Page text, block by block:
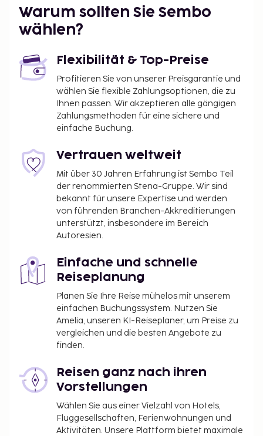
Massagen, Körperbehandlungen und
Gesichtsbehandlungen bietet. Auch kostenloses
Tourenplanung/beim Ticketerwerb bietet dieses
Hotel. Es gibt einen Shuttle zum Strand (gegen
Gebühr), der das Meer für jeden einfach erreichbar
macht. The Salty Pelican serviert seinen Gästen
köstliche Speisen im El Grotto. Lass deinen Tag bei
einem Drink an der Bar/Lounge ausklingen. Gegen
nach Wunsch zubereitetes Frühstück angeboten.
Diese Unterkunft ist vom 12. Februar 2025 bis zum
12. Februar 2026 geschlossen (Änderungen
vorbehalten).
Aufpreis für das nach Wunsch zubereitete
Frühstück: ca. 15 EUR für Erwachsene und ca. 15
EUR für Kinder
Die oben aufgeführte Liste enthält vielleicht nicht
alle Informationen. Gebühren und Kautionen
enthalten eventuell keine Steuern und können sich
Der Pool ist von 08:00 Uhr bis 22:00 Uhr
geöffnet.
im Wellnessbereich sind Voranmeldungen
erforderlich. Bitte setze dazu vor der Anreise
mit diesem Hotel in Verbindung. Die
entsprechenden Kontaktinformationen findest
du auf deiner Buchungsbestätigung.
Warum sollten Sie Sembo
wählen?
Flexibilität & Top-Preise
Profitieren Sie von unserer Preisgarantie und
wählen Sie flexible Zahlungsoptionen, die zu
Ihnen passen. Wir akzeptieren alle gängigen
Zahlungsmethoden für eine sichere und
einfache Buchung.
Vertrauen weltweit
Mit über 30 Jahren Erfahrung ist Sembo Teil
der renommierten Stena-Gruppe. Wir sind
bekannt für unsere Expertise und werden
von führenden Branchen-Akkreditierungen
unterstützt, insbesondere im Bereich
Autoresien.
Einfache und schnelle
Reiseplanung
Planen Sie Ihre Reise mühelos mit unserem
einfachen Buchungssystem. Nutzen Sie
Amelia, unseren KI-Reiseplaner, um Preise zu
vergleichen und die besten Angebote zu
finden.
Reisen ganz nach ihren
Vorstellungen
Wählen Sie aus einer Vielzahl von Hotels,
Fluggesellschaften, Ferienwohnungen und
Aktivitäten. Unsere Plattform bietet maximale